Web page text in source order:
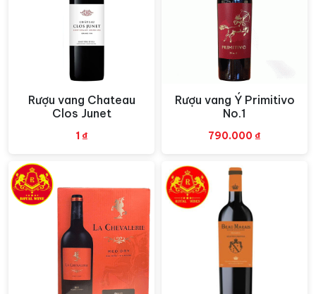
Xem nhanh
Rượu vang Chateau
Clos Junet
1 ₫
Xem nhanh
Rượu vang Ý Primitivo
No.1
790.000 ₫